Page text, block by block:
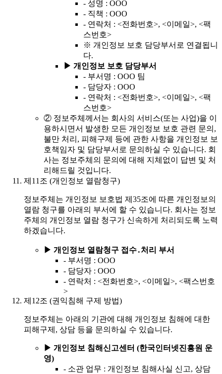
- 성명 : OOO
- 직책 : OOO
- 연락처 : <전화번호>, <이메일>, <팩
스번호>
※ 개인정보 보호 담당부서로 연결됩니
다.
▶ 개인정보 보호 담당부서
- 부서명 : OOO 팀
- 담당자 : OOO
- 연락처 : <전화번호>, <이메일>, <팩
스번호>
② 정보주체께서는 회사의 서비스(또는 사업)을 이
용하시면서 발생한 모든 개인정보 보호 관련 문의,
불만 처리, 피해구제 등에 관한 사항을 개인정보 보
호책임자 및 담당부서로 문의하실 수 있습니다. 회
사는 정보주체의 문의에 대해 지체없이 답변 및 처
리해드릴 것입니다.
제11조 (개인정보 열람청구)
정보주체는 개인정보 보호법 제35조에 따른 개인정보의
열람 청구를 아래의 부서에 할 수 있습니다. 회사는 정보
주체의 개인정보 열람 청구가 신속하게 처리되도록 노력
하겠습니다.
▶ 개인정보 열람청구 접수․처리 부서
- 부서명 : OOO
- 담당자 : OOO
- 연락처 : <전화번호>, <이메일>, <팩스번호
>
제12조 (권익침해 구제 방법)
정보주체는 아래의 기관에 대해 개인정보 침해에 대한
피해구제, 상담 등을 문의하실 수 있습니다.
▶ 개인정보 침해신고센터 (한국인터넷진흥원 운
영)
- 소관 업무 : 개인정보 침해사실 신고, 상담